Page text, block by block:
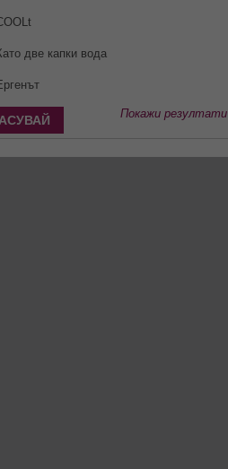
две капки вода
Покажи резултати